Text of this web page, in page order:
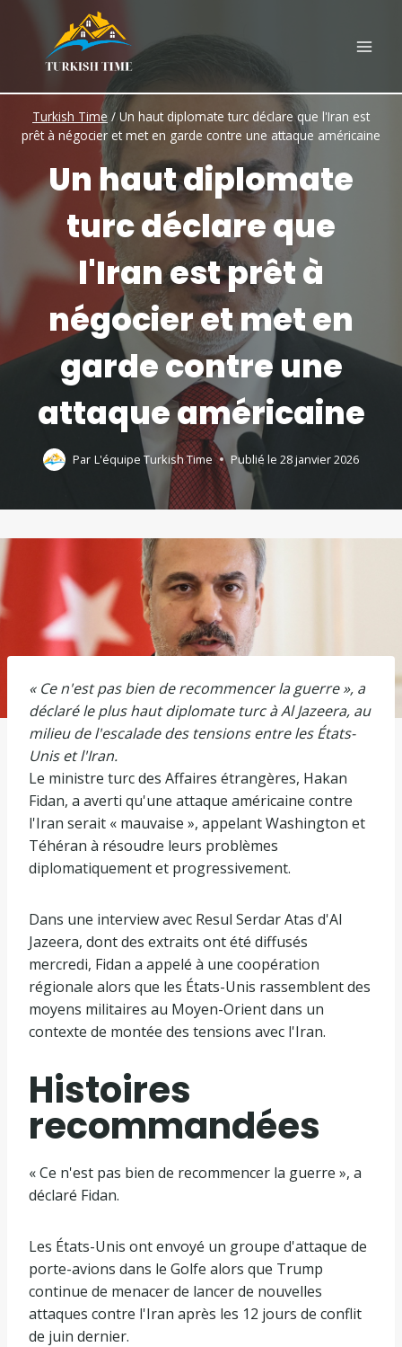
content
Turkish Time /Un haut diplomate turc déclare que l'Iran est
prêt à négocier et met en garde contre une attaque américaine
Un haut diplomate
turc déclare que
l'Iran est prêt à
négocier et met en
garde contre une
attaque américaine
Par L'équipe Turkish Time Publié le 28 janvier 2026
« Ce n'est pas bien de recommencer la guerre », a
déclaré le plus haut diplomate turc à Al Jazeera, au
milieu de l'escalade des tensions entre les États-
Unis et l'Iran.
Le ministre turc des Affaires étrangères, Hakan
Fidan, a averti qu'une attaque américaine contre
l'Iran serait « mauvaise », appelant Washington et
Téhéran à résoudre leurs problèmes
diplomatiquement et progressivement.
Dans une interview avec Resul Serdar Atas d'Al
Jazeera, dont des extraits ont été diffusés
mercredi, Fidan a appelé à une coopération
régionale alors que les États-Unis rassemblent des
moyens militaires au Moyen-Orient dans un
contexte de montée des tensions avec l'Iran.
Histoires
recommandées
l
i
t
e
d
e
3
f
i
d
e
l
i
s
« Ce n'est pas bien de recommencer la guerre », a
déclaré Fidan.
Les États-Unis ont envoyé un groupe d'attaque de
porte-avions dans le Golfe alors que Trump
continue de menacer de lancer de nouvelles
attaques contre l'Iran après les 12 jours de conflit
de juin dernier.